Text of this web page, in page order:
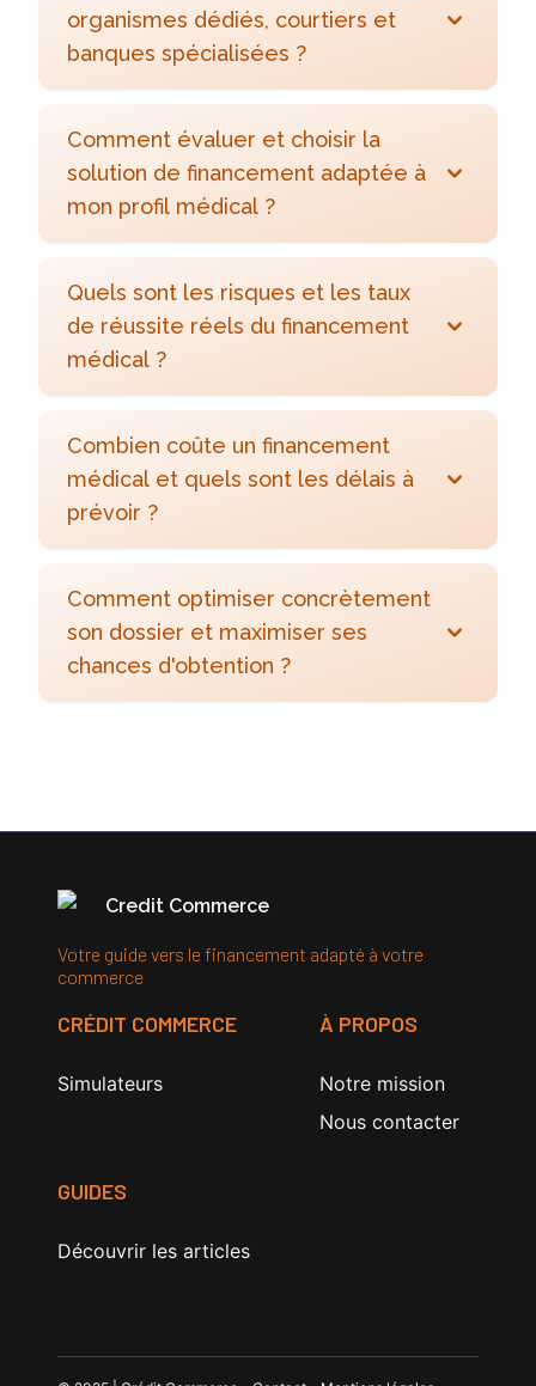
organismes dédiés, courtiers et
banques spécialisées ?
Comment évaluer et choisir la
solution de financement adaptée à
mon profil médical ?
Quels sont les risques et les taux
de réussite réels du financement
médical ?
Combien coûte un financement
médical et quels sont les délais à
prévoir ?
Comment optimiser concrètement
son dossier et maximiser ses
chances d'obtention ?
Credit Commerce
Votre guide vers le financement adapté à votre
commerce
CRÉDIT COMMERCE
Simulateurs
À PROPOS
Notre mission
Nous contacter
GUIDES
Découvrir les articles